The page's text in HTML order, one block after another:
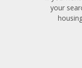
your